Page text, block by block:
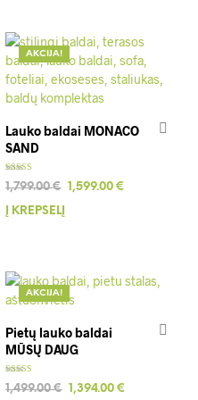
AKCIJA!
Lauko baldai MONACO
SAND
Įvertinimas:
5.00
1,799.00€ Original
price
was:
1,599.00 €Current
Į KREPŠELĮ
AKCIJA!
Pietų lauko baldai
MŪSŲ DAUG
Įvertinimas:
5.00
1,499.00€ Original
1,394.00 €Current